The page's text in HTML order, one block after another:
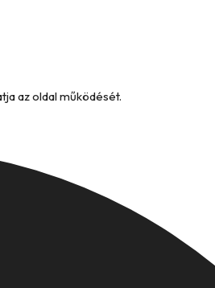
az oldal működését.